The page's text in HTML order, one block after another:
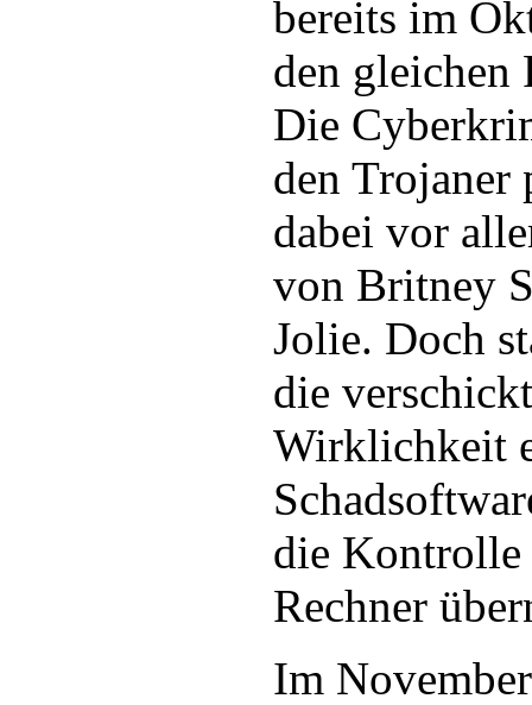
bereits im
den gleichen
Die
den
dabei vor
von Britney
Jolie. Doch
die
Wirklichkeit
die Kontrolle
Rechner
Im